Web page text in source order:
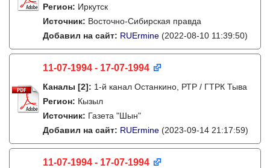
Регион: Иркутск
Источник: Восточно-Сибирская правда
Добавил на сайт: RUErmine (2022-08-10 11:39:50)
11-07-1994 - 17-07-1994
Каналы [2]: 1-й канал Останкино, РТР / ГТРК Тыва
Регион: Кызыл
Источник: Газета "Шын"
Добавил на сайт: RUErmine (2023-09-14 21:17:59)
11-07-1994 - 17-07-1994